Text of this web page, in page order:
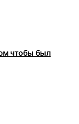
чтобы был